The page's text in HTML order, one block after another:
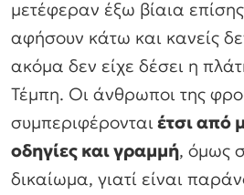
μετέφεραν έξω βίαια
αφήσουν κάτω και κανείς
ακόμα δεν είχε δέσει η
Τέμπη. Οι άνθρωποι της
συμπεριφέρονταιέτσι από
οδηγίες και γραμμή, όμως
δικαίωμα, γιατί είναι